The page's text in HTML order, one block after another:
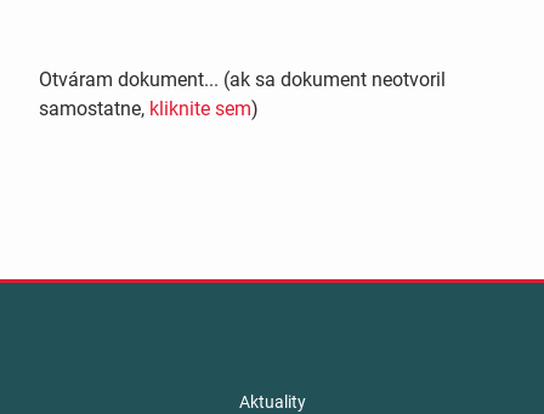
Otváram dokument... (ak sa dokument neotvoril
samostatne, kliknite sem)
Aktuality